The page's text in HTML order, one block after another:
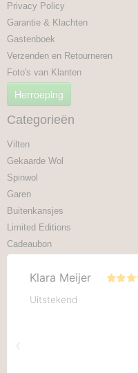
Privacy Policy
Garantie & Klachten
Gastenboek
Verzenden en Retourneren
Foto's van Klanten
Herroeping
Categorieën
Vilten
Gekaarde Wol
Spinwol
Garen
Buitenkansjes
Limited Editions
Cadeaubon